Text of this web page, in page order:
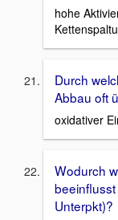
hohe
Durch
Abbau oft
oxidativer
Wodurch
Unterpkt)?